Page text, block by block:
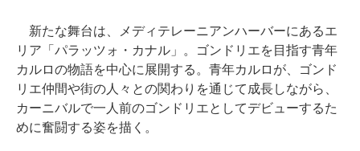
新たな舞台は、メディテレーニアンハーバーにあるエ
リア「パラッツォ・カナル」。ゴンドリエを目指す青年
カルロの物語を中心に展開する。青年カルロが、ゴンド
リエ仲間や街の人々との関わりを通じて成長しながら、
カーニバルで一人前のゴンドリエとしてデビューするた
めに奮闘する姿を描く。